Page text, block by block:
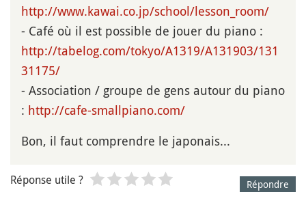
http://www.kawai.co.jp/school/lesson_room/
- Café où il est possible de jouer du piano :
http://tabelog.com/tokyo/A1319/A131903/131
31175/
- Association / groupe de gens autour du piano
: http://cafe-smallpiano.com/
Bon, il faut comprendre le japonais...
Répondre
Réponse utile ?